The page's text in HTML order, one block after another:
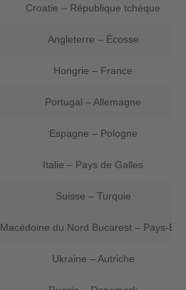
Croatie – République tchèque
Angleterre – Écosse
Hongrie – France
Portugal – Allemagne
Espagne – Pologne
Italie – Pays de Galles
Suisse – Turquie
Macédoine du Nord Bucarest – Pays-Bas
Ukraine – Autriche